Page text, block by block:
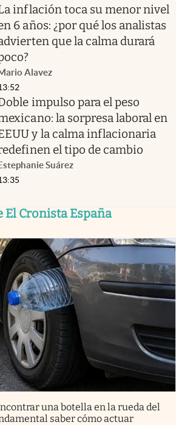
inflación toca su menor nivel
6 años: ¿por qué los analistas
que la calma durará
Alavez
impulso para el peso
la sorpresa laboral en
y la calma inflacionaria
el tipo de cambio
Suárez
El Cronista España
una botella en la rueda del
saber cómo actuar